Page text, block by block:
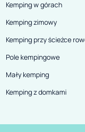
Kemping w górach
Kemping zimowy
Kemping przy ścieżce
Pole kempingowe
Mały kemping
Kemping z domkami